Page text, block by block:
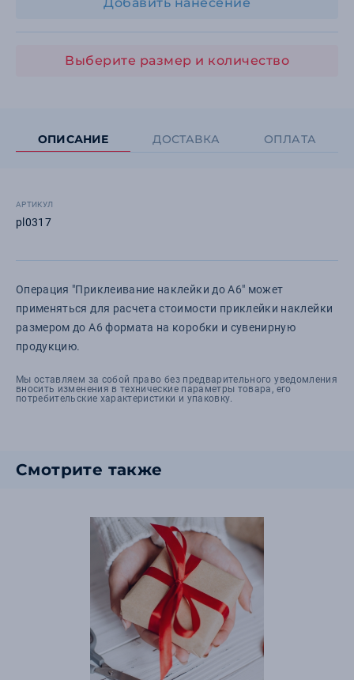
Выберите размер и количество
ОПИСАНИЕ ДОСТАВКА ОПЛАТА
АРТИКУЛ
pl0317
Операция "Приклеивание наклейки до А6" может
применяться для расчета стоимости приклейки наклейки
размером до А6 формата на коробки и сувенирную
продукцию.
Мы оставляем за собой право без предварительного уведомления
вносить изменения в технические параметры товара, его
потребительские характеристики и упаковку.
Смотрите также